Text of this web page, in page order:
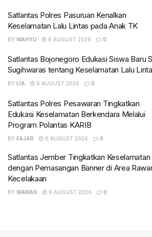
Satlantas Polres Pasuruan Kenalkan
Keselamatan Lalu Lintas pada Anak TK
BY WAHYU 6 AUGUST 2026 0
Satlantas Bojonegoro Edukasi Siswa Baru
Sugihwaras tentang Keselamatan Lalu
BY LIA 6 AUGUST 2026 0
Satlantas Polres Pesawaran Tingkatkan
Edukasi Keselamatan Berkendara Melalui
Program Polantas KARIB
BY FAJAR 6 AUGUST 2026 0
Satlantas Jember Tingkatkan Keselamatan
dengan Pemasangan Banner di Area
Kecelakaan
BY WAWAN 6 AUGUST 2026 0